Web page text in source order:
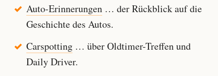
Auto-Erinnerungen… der Rückblick auf die
Geschichte des Autos.
Carspotting… über Oldtimer-Treffen und
Daily Driver.